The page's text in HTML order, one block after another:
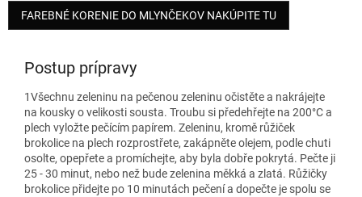
FAREBNÉ KORENIE DO MLYNČEKOV NAKÚPITE TU
Postup prípravy
1Všechnu zeleninu na pečenou zeleninu očistěte a nakrájejte
na kousky o velikosti sousta. Troubu si předehřejte na 200°C a
plech vyložte pečícím papírem. Zeleninu, kromě růžiček
brokolice na plech rozprostřete, zakápněte olejem, podle chuti
osolte, opepřete a promíchejte, aby byla dobře pokrytá. Pečte ji
25 - 30 minut, nebo než bude zelenina měkká a zlatá. Růžičky
brokolice přidejte po 10 minutách pečení a dopečte je spolu se